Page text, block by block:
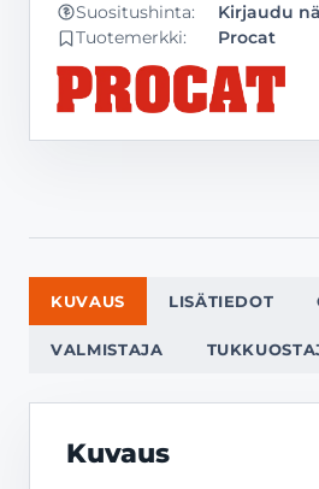
Suositushinta:
Kirjaudu
Tuotemerkki: Procat
KUVAUS LISÄTIEDOT
VALMISTAJA
Kuvaus